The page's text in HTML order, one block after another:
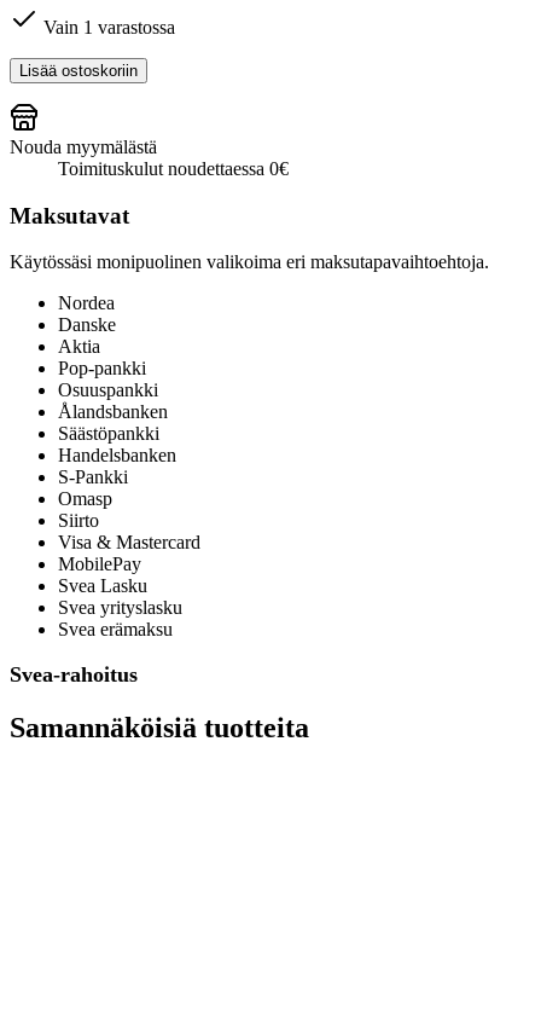
Vain 1 varastossa
Bosch
M15
kammenpultit
2kpl
(BDU2XX,
BDU4XX)
Lisää ostoskoriin
Nouda myymälästä
Toimituskulut noudettaessa 0€
Maksutavat
Käytössäsi monipuolinen valikoima eri maksutapavaihtoehtoja.
Nordea
Danske
Aktia
Pop-pankki
Osuuspankki
Ålandsbanken
Säästöpankki
Handelsbanken
S-Pankki
Omasp
Siirto
Visa & Mastercard
MobilePay
Svea Lasku
Svea yrityslasku
Svea erämaksu
Svea-rahoitus
Samannäköisiä tuotteita